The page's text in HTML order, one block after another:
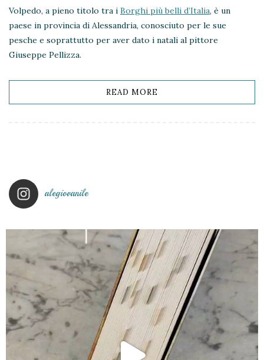
Volpedo, a pieno titolo tra i Borghi più belli d’Italia, è un
paese in provincia di Alessandria, conosciuto per le sue
pesche e soprattutto per aver dato i natali al pittore
Giuseppe Pellizza.
READ MORE
alegiovanile